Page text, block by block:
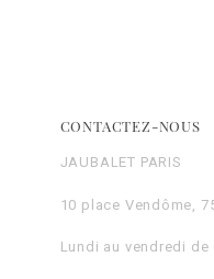
CONTACTEZ-NOUS
JAUBALET PARIS
10 place Vendôme,
Lundi au vendredi de